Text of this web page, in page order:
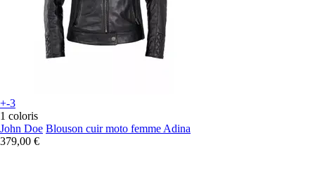
+-3
1 coloris
John Doe Blouson cuir moto femme Adina
379,00 €